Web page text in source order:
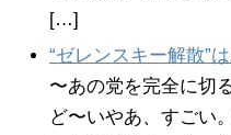
[…]
“ゼレンスキー解散”
〜あの党を完全に切
ど〜いやあ、すごい